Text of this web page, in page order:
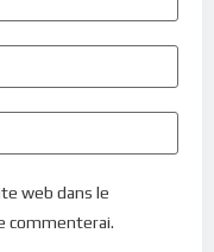
web dans le
commenterai.